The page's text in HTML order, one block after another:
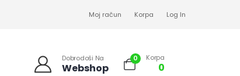
Moj račun Korpa Log In
Dobrodoši Na
Webshop
0 Korpa
0